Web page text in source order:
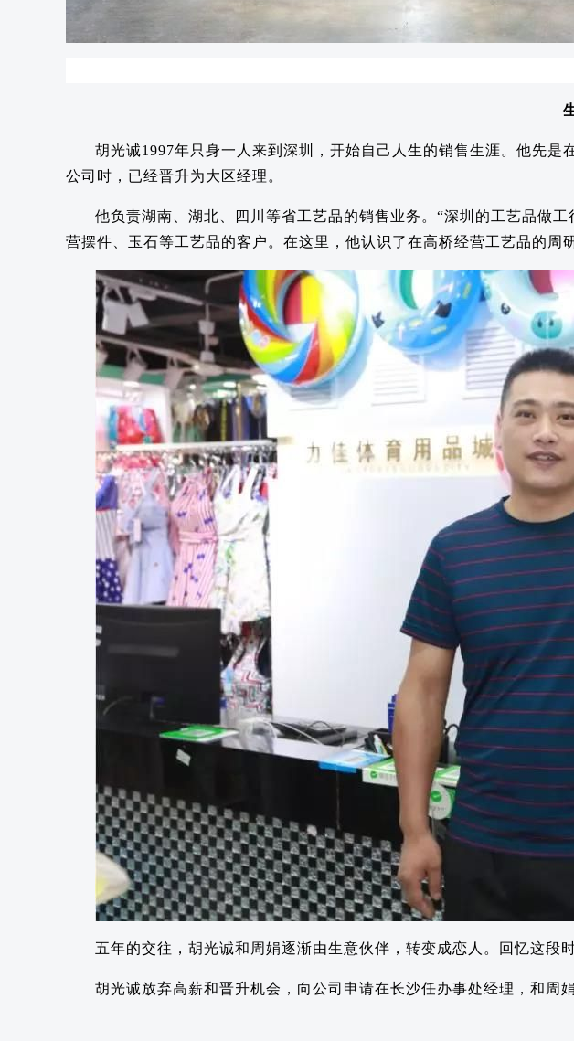
胡光诚1997年只身一人来到深圳，开始自己人生的销售生涯。他先
公司时，已经晋升为大区经理。
他负责湖南、湖北、四川等省工艺品的销售业务。“深圳的工艺品做
营摆件、玉石等工艺品的客户。在这里，他认识了在高桥经营工艺品的周
五年的交往，胡光诚和周娟逐渐由生意伙伴，转变成恋人。回忆这段
胡光诚放弃高薪和晋升机会，向公司申请在长沙任办事处经理，和周